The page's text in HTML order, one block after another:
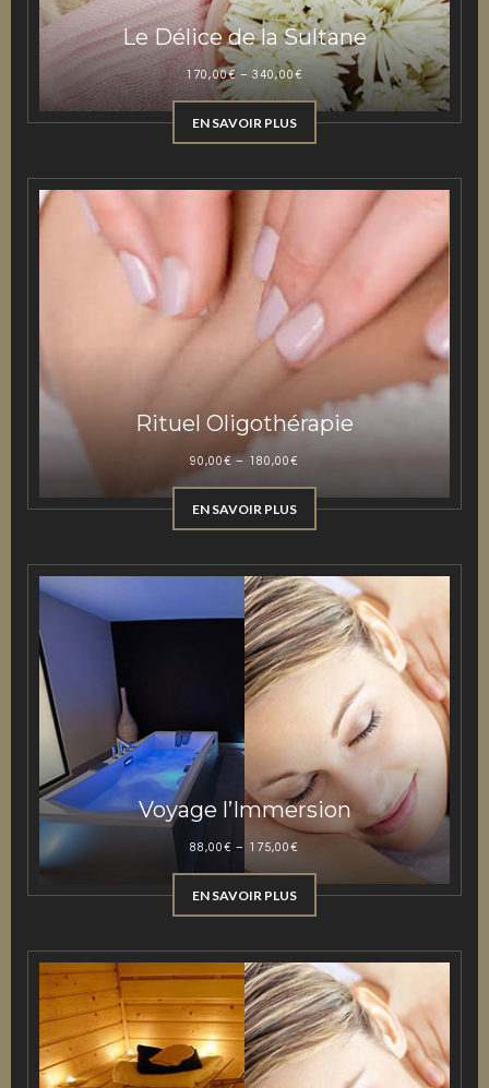
Le Délice de la Sultane
170,00€ –340,00€
EN SAVOIR PLUS
Rituel Oligothérapie
90,00€ – 180,00€
EN SAVOIR PLUS
Voyage l’Immersion
88,00€ – 175,00€
EN SAVOIR PLUS